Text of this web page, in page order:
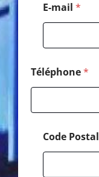
E-mail *
Téléphone*
Code Postal